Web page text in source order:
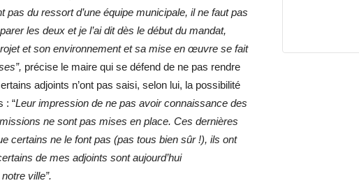
du ressort d’une équipe municipale, il ne faut pas
les deux et je l’ai dit dès le début du mandat,
et son environnement et sa mise en œuvre se fait
précise le maire qui se défend de ne pas rendre
adjoints n’ont pas saisi, selon lui, la possibilité
: “Leur impression de ne pas avoir connaissance des
ne sont pas mises en place. Ces dernières
certains ne le font pas (pas tous bien sûr !), ils ont
de mes adjoints sont aujourd’hui
ville”.